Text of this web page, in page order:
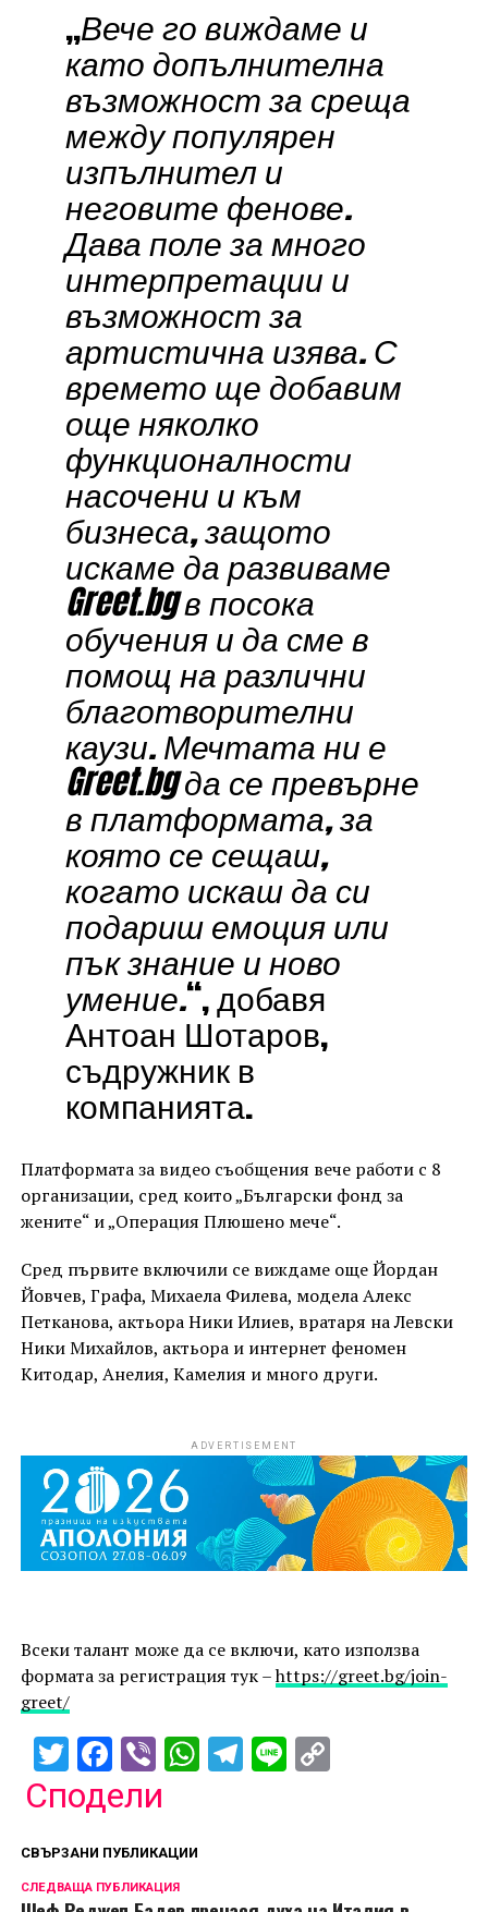
„Вече го виждаме и
като допълнителна
възможност за среща
между популярен
изпълнител и
неговите фенове.
Дава поле за много
интерпретации и
възможност за
артистична изява. С
времето ще добавим
още няколко
функционалности
насочени и към
бизнеса, защото
искаме да развиваме
Greet.bg в посока
обучения и да сме в
помощ на различни
благотворителни
каузи. Мечтата ни е
Greet.bg да се превърне
в платформата, за
която се сещаш,
когато искаш да си
подариш емоция или
пък знание и ново
умение.“, добавя
Антоан Шотаров,
съдружник в
компанията.
Платформата за видео съобщения вече работи с 8
организации, сред които „Български фонд за
жените“ и „Операция Плюшено мече“.
Сред първите включили се виждаме още Йордан
Йовчев, Графа, Михаела Филева, модела Алекс
Петканова, актьора Ники Илиев, вратаря на Левски
Ники Михайлов, актьора и интернет феномен
Китодар, Анелия, Камелия и много други.
ADVERTISEMENT
Всеки талант може да се включи, като използва
формата за регистрация тук –https://greet.bg/join-
greet/
Twitter
Facebook
ViberWhatsApp
Telegram
LineCopy
Сподели
СВЪРЗАНИ ПУБЛИКАЦИИ
СЛЕДВАЩА ПУБЛИКАЦИЯ